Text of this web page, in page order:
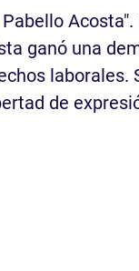
ganó una
de